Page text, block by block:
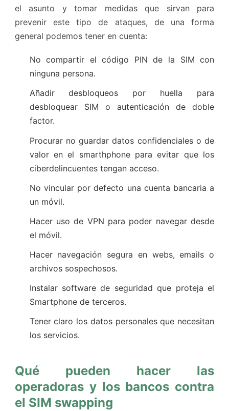
el asunto y tomar medidas que sirvan para
prevenir este tipo de ataques, de una forma
general podemos tener en cuenta:
No compartir el código PIN de la SIM con
ninguna persona.
Añadir desbloqueos por huella para
desbloquear SIM o autenticación de doble
factor.
Procurar no guardar datos confidenciales o de
valor en el smarthphone para evitar que los
ciberdelincuentes tengan acceso.
No vincular por defecto una cuenta bancaria a
un móvil.
Hacer uso de VPN para poder navegar desde
el móvil.
Hacer navegación segura en webs, emails o
archivos sospechosos.
Instalar software de seguridad que proteja el
Smartphone de terceros.
Tener claro los datos personales que necesitan
los servicios.
Qué pueden hacer las
operadoras y los bancos contra
el SIM swapping